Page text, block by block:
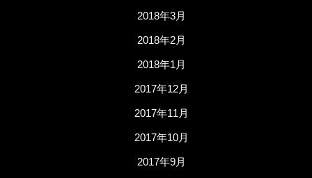
2018年3月
2018年2月
2018年1月
2017年12月
2017年11月
2017年10月
2017年9月